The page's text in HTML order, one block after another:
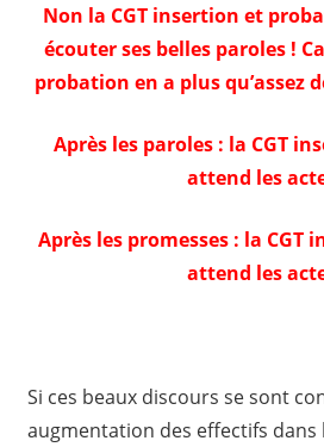
Non la CGT insertion et
écouter ses belles paroles !
probation en a plus qu’assez
Après les paroles : la CGT
attend les
Après les promesses : la
attend les
Si ces beaux discours se sont
augmentation des effectifs dans